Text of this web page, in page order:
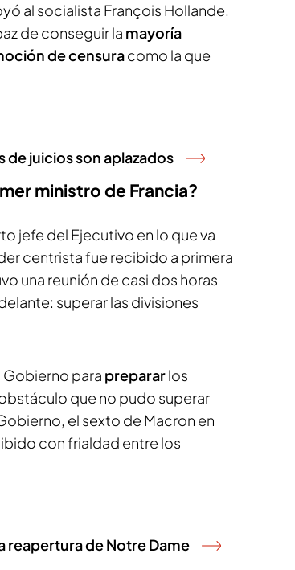
al socialista François Hollande.
de conseguir la mayoría
de censuracomo la que
de juicios son aplazados
ministro de Francia?
jefe del Ejecutivo en lo que va
centrista fue recibido a primera
una reunión de casi dos horas
superar las divisiones
Gobierno para prepararlos
que no pudo superar
el sexto de Macron en
con frialdad entre los
reapertura de Notre Dame